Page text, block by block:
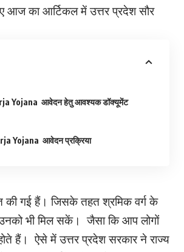
आज का आर्टिकल में उत्तर प्रदेश सौर
Yojana आवेदन हेतु आवश्यक डॉक्यूमेंट
Yojana आवेदन प्रक्रिया
की गई हैं। जिसके तहत श्रमिक वर्ग के
उनको भी मिल सकें। जैसा कि आप लोगों
हैं। ऐसे में उत्तर प्रदेश सरकार ने राज्य